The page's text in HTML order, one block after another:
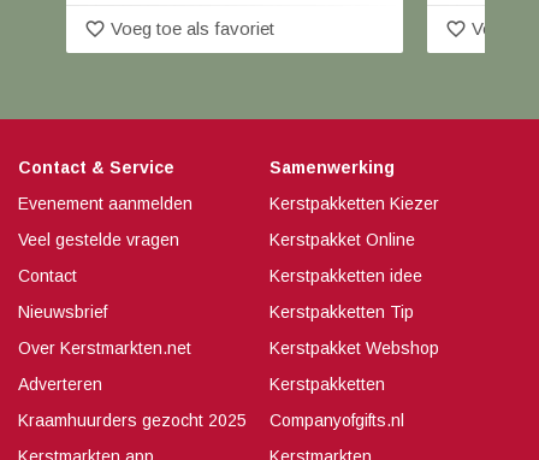
favorite_border Voeg toe als favoriet favorite_border Voeg
Contact & Service
Evenement aanmelden
Veel gestelde vragen
Contact
Nieuwsbrief
Over Kerstmarkten.net
Adverteren
Kraamhuurders gezocht 2025
Samenwerking
Kerstpakketten Kiezer
Kerstpakket Online
Kerstpakketten idee
Kerstpakketten Tip
Kerstpakket Webshop
Kerstpakketten
Companyofgifts.nl